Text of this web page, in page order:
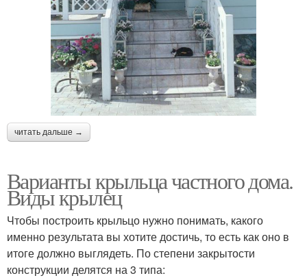
читать дальше →
Варианты крыльца частного дома.
Виды крылец
Чтобы построить крыльцо нужно понимать, какого
именно результата вы хотите достичь, то есть как оно в
итоге должно выглядеть. По степени закрытости
конструкции делятся на 3 типа: